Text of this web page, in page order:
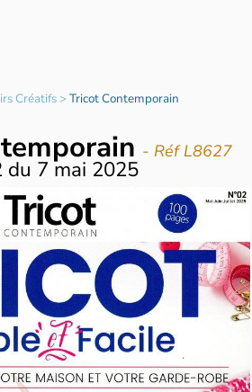
Créatifs>Tricot Contemporain
- Réf L8627
du 7 mai 2025